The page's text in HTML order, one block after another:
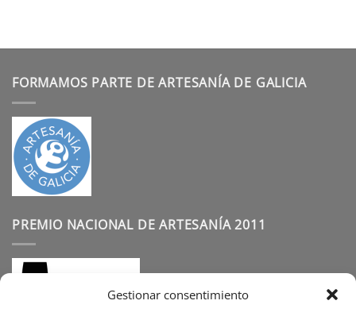
Gestionar consentimiento
FORMAMOS PARTE DE ARTESANÍA DE GALICIA
PREMIO NACIONAL DE ARTESANÍA 2011